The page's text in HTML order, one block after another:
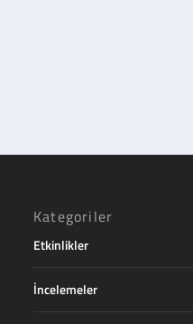
Kategoriler
Etkinlikler
İncelemeler